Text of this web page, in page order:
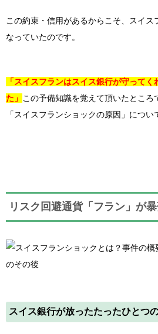
この約束・信用があるからこそ、スイス
なっていたのです。
「スイスフランはスイス銀行が守って
た」 この予備知識を覚えて頂いたところ
「スイスフランショックの原因」につい
リスク回避通貨「フラン」が
スイス銀行が放ったたったひとつ